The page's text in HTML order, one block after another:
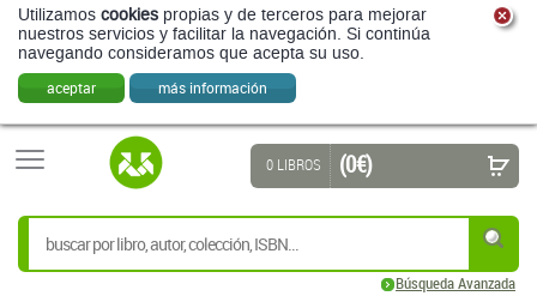
Utilizamos cookies propias y de terceros para mejorar
nuestros servicios y facilitar la navegación. Si continúa
navegando consideramos que acepta su uso.
aceptar más información
Búsqueda Avanzada
0 LIBROS (0 €)